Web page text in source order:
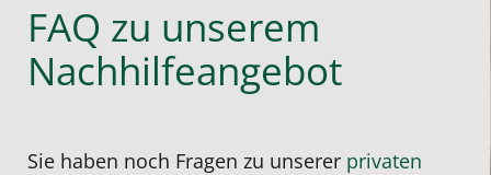
FAQ zu unserem
Nachhilfeangebot
Sie haben noch Fragen zu unserer privaten